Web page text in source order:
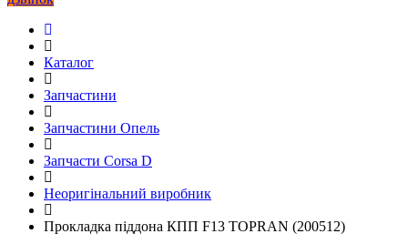
Каталог
Запчастини
Запчастини Опель
Запчасти Corsa D
Неоригінальний виробник
Прокладка піддона КПП F13 TOPRAN (200512)